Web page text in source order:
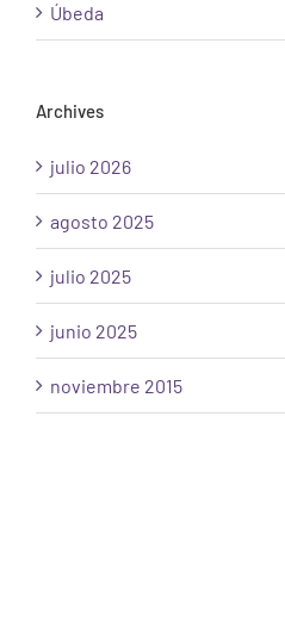
Úbeda
Archives
julio 2026
agosto 2025
julio 2025
junio 2025
noviembre 2015